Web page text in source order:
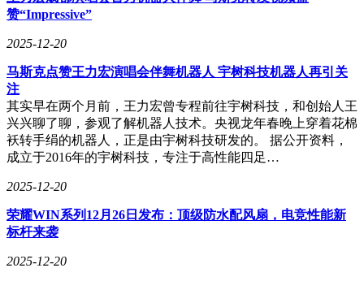
队通过设立明确指标与A/B测试持续优化，而非依赖主观判
策略调整等场景。
面对庞大的AI知识体系，系统性学习路径的选择至关重要。
一种值得参考的模式是理论与实践并重，且能跟随行业进展持
续更新的内容体系。例如，某认证体系从基础认知到工程实践
的分级设置，与“先建立框架，再深入细节”的学习节奏高度契
合。其包含的“企业大语言模型工程实践”等内容，帮助从业者
理解AI技术从实验到落地的关键环节，这对解决“技术如何赋
能业务”的命题具有实际指导意义。
体系化学习往往伴随社群或行业交流机会，这为从业者提供了
接触真实案例的渠道。通过了解AI在电商推荐、社交互动、
作提供更多灵感。
赞“Impressive”
2025-12-20
马斯克点赞王力宏演唱会伴舞机器人 宇树科技机器人再引关
注
其实早在两个月前，王力宏曾专程前往宇树科技，和创始人王
兴兴聊了聊，参观了解机器人技术。央视龙年春晚上穿着花棉
袄转手绢的机器人，正是由宇树科技研发的。 据公开资料，
成立于2016年的宇树科技，专注于高性能四足…
2025-12-20
荣耀WIN系列12月26日发布：顶级防水配风扇，电竞性能新
标杆来袭
2025-12-20